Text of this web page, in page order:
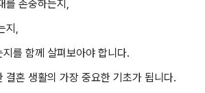
를 존중하는지,
지,
를 함께 살펴보아야 합니다.
결혼 생활의 가장 중요한 기초가 됩니다.